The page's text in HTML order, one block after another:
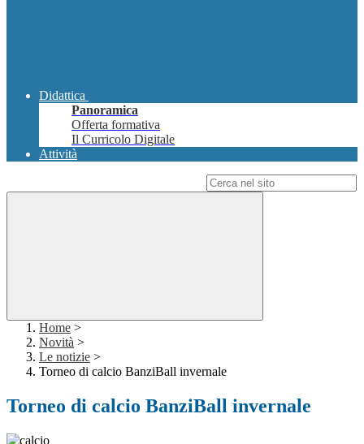
Didattica
Panoramica
Offerta formativa
Il Curricolo Digitale
Attività
Home >
Novità >
Le notizie >
Torneo di calcio BanziBall invernale
Torneo di calcio BanziBall invernale